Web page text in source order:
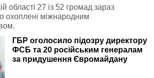
області 27 із 52 громад зараз
охоплені міжнародним
ГБР оголосило підозру директору
ФСБ та 20 російським генералам
за придушення Євромайдану